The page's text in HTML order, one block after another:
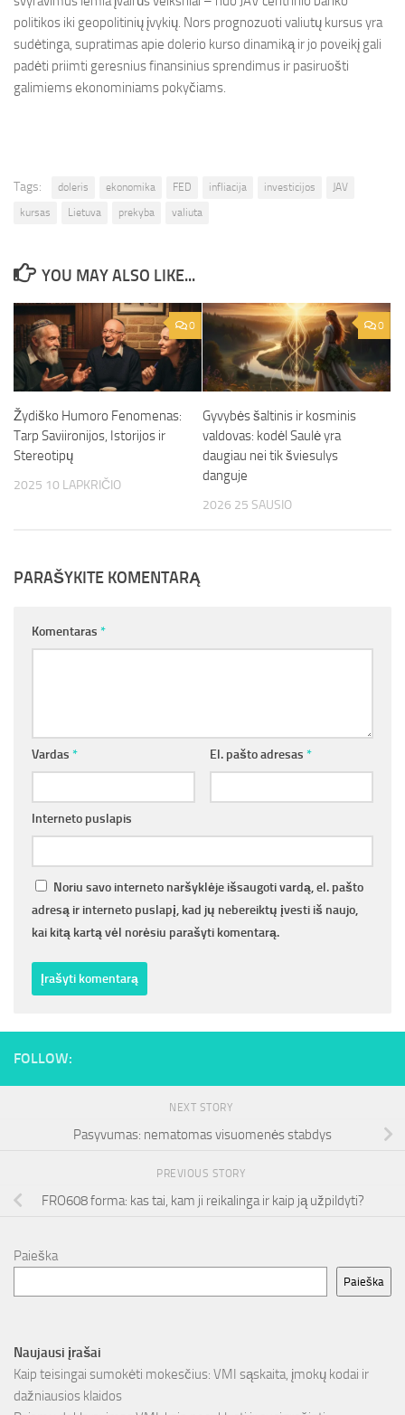
politikos iki geopolitinių įvykių. Nors prognozuoti valiutų kursus yra
sudėtinga, supratimas apie dolerio kurso dinamiką ir jo poveikį gali
padėti priimti geresnius finansinius sprendimus ir pasiruošti
galimiems ekonominiams pokyčiams.
Tags: doleris ekonomika FED infliacija investicijos
JAV
kursas
Lietuva prekyba valiuta
YOU MAY ALSO LIKE...
0
Žydiško Humoro Fenomenas:
Tarp Saviironijos, Istorijos ir
Stereotipų
2025 10 LAPKRIČIO
0
Gyvybės šaltinis ir kosminis
valdovas: kodėl Saulė yra
daugiau nei tik šviesulys
danguje
2026 25 SAUSIO
PARAŠYKITE KOMENTARĄ
Komentaras *
Vardas * El. pašto adresas *
Interneto puslapis
Noriu savo interneto naršyklėje išsaugoti vardą, el. pašto
adresą ir interneto puslapį, kad jų nebereiktų įvesti iš naujo,
kai kitą kartą vėl norėsiu parašyti komentarą.
FOLLOW:
NEXT STORY
Pasyvumas: nematomas visuomenės stabdys
PREVIOUS STORY
FRO608 forma: kas tai, kam ji reikalinga ir kaip ją užpildyti?
Paieška
Paieška
Naujausi įrašai
Kaip teisingai sumokėti mokesčius: VMI sąskaita, įmokų kodai ir
dažniausios klaidos